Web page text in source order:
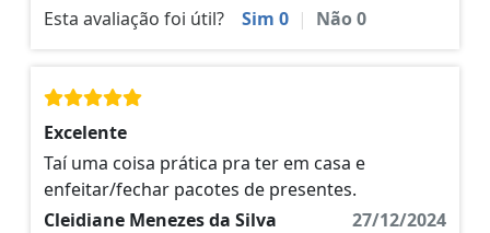
Esta avaliação foi útil?
Sim 0 | Não0
Excelente
Taí uma coisa prática pra ter em casa e
enfeitar/fechar pacotes de presentes.
Cleidiane Menezes da Silva
27/12/2024